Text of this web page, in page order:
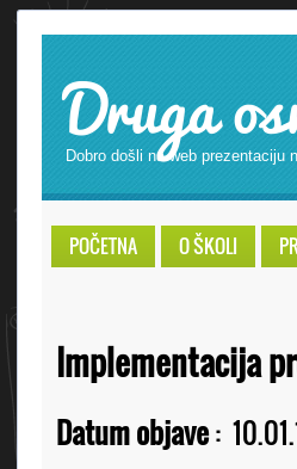
Druga
Dobro došli na web prezentaciju
POČETNA O ŠKOLI
Implementacija
Datum objave: